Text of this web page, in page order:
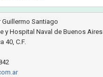
Guillermo Santiago
y Hospital Naval de Buenos Aires
40, C.F.